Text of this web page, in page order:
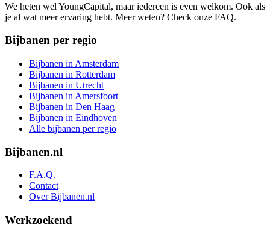
We heten wel YoungCapital, maar iedereen is even welkom. Ook als
je al wat meer ervaring hebt. Meer weten? Check onze FAQ.
Bijbanen per regio
Bijbanen in Amsterdam
Bijbanen in Rotterdam
Bijbanen in Utrecht
Bijbanen in Amersfoort
Bijbanen in Den Haag
Bijbanen in Eindhoven
Alle bijbanen per regio
Bijbanen.nl
F.A.Q.
Contact
Over Bijbanen.nl
Werkzoekend